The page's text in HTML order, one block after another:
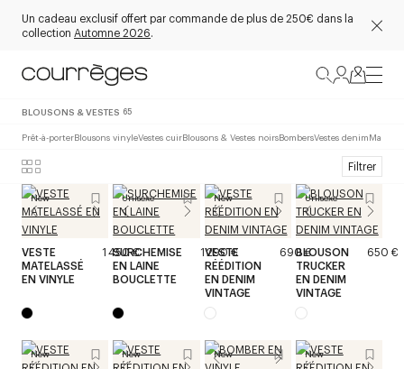
Un cadeau exclusif offert par commande de plus de 250€ dans la
collection Automne 2026.
BLOUSONS & VESTES 65
Prêt-à-porterBlousons vinyleVestes cuirBlousons & Vestes noirsBombersVestes denim
Filtrer
New
VESTE
MATELASSÉ
EN VINYLE
1 450 €
Unisexe
SURCHEMISE
EN LAINE
BOUCLETTE
1 290 €
New
VESTE
RÉÉDITION
EN DENIM
VINTAGE
690 €
Unisexe
BLOUSON
TRUCKER
EN DENIM
VINTAGE
650 €
New New New New